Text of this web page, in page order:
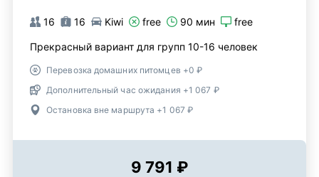
16 16 Kiwi free 90 мин free
Прекрасный вариант для групп 10-16 человек
Перевозка домашних питомцев +0 ₽
Дополнительный час ожидания +1 067 ₽
Остановка вне маршрута +1 067 ₽
9 791 ₽